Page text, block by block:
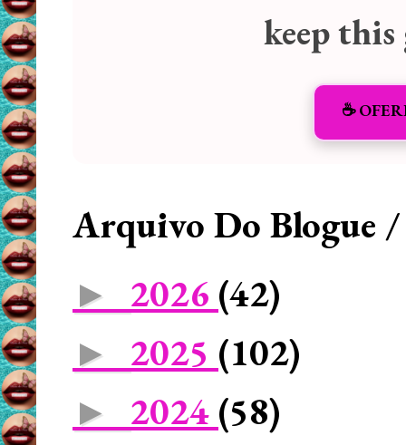
keep
☕️
Arquivo Do Blogue
► 2026 (42)
► 2025 (102)
► 2024 (58)